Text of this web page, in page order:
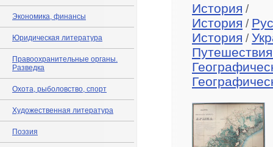
Экономика, финансы
Юридическая литература
Правоохранительные органы.
Разведка
Охота, рыболовство, спорт
Художественная литература
Поэзия
История /
История /
История /